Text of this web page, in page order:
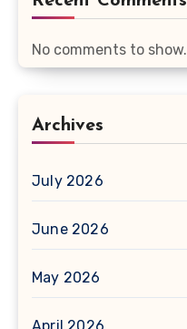
No comments to show.
Archives
July 2026
June 2026
May 2026